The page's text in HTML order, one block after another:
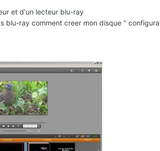
et d'un lecteur blu-ray
blu-ray comment creer mon disque "